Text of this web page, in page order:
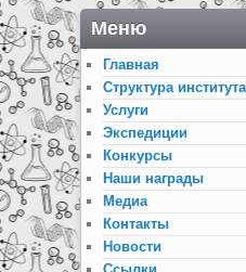
Меню
Главная
Структура института
Услуги
Экспедиции
Конкурсы
Наши награды
Медиа
Контакты
Новости